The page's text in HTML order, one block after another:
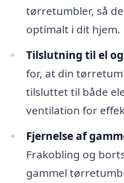
tørretumbler, så
optimalt i dit hjem.
Tilslutning til el
for, at din
tilsluttet til både
ventilation for
Fjernelse af
Frakobling og
gammel